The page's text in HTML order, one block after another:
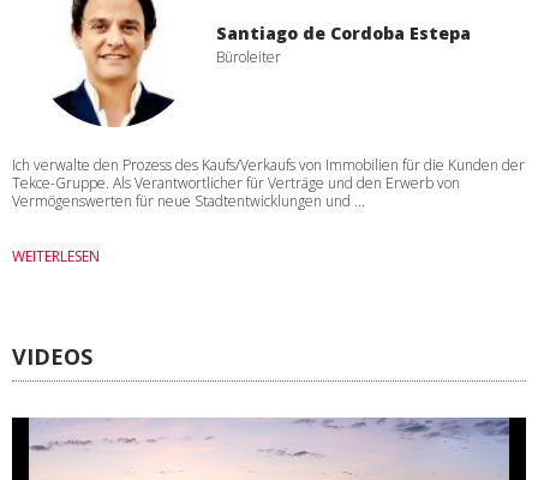
Santiago de Cordoba Estepa
Büroleiter
Ich verwalte den Prozess des Kaufs/Verkaufs von Immobilien für die Kunden der
Tekce-Gruppe. Als Verantwortlicher für Verträge und den Erwerb von
Vermögenswerten für neue Stadtentwicklungen und ...
WEITERLESEN
VIDEOS